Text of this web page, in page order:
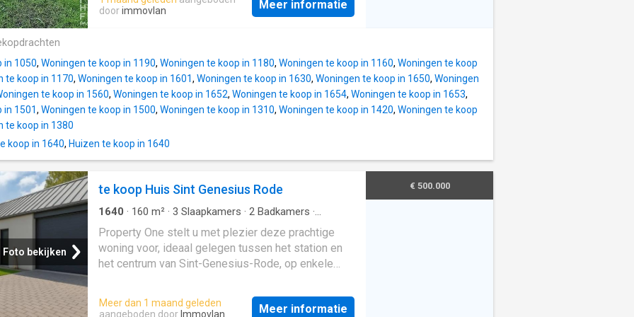
uitgevend op een prachtig Zuid-West georiënteerd
Uitermate geschikt voor grote g
commune à facilités pour les francophones.Nichée
de vie paisible et privilégié.La maison séduit par
ses agréables terrasses, son beau jardin et son
absence totale de vis-à-vis, garantissant intimité et
sérénité.Grâce à sa configuration et à ses beaux
d’aménagement et peut, selon vos projet, être
divisé en deux logements distincts (autorisation
d’investissement patrimonial sûre, de premier ordre
avec forte perspective de valorisation à
indicatif)Ne payez que:• Bouquet: 58.000 € (faire
offr
doorimmovlan Meer informatie
in 1050, Woningen te koop in 1190, Woningen te koop in 1180, Woningen te koop in 1160, Woningen te koop
te koop in 1170, Woningen te koop in 1601, Woningen te koop in 1630, Woningen te koop in 1650, Woningen
te koop in 1560, Woningen te koop in 1652, Woningen te koop in 1654, Woningen te koop in 1653,
in 1501, Woningen te koop in 1500, Woningen te koop in 1310, Woningen te koop in 1420, Woningen te koop
te koop in 1380
koop in 1640, Huizen te koop in 1640
Foto bekijken
te koop Huis Sint Genesius Rode
1640 · 160 m² · 3 Slaapkamers · 2 Badkamers ·
Property One stelt u met plezier deze prachtige
woning voor, ideaal gelegen tussen het station en
het centrum van Sint-Genesius-Rode, op enkele
gerenoveerd in loftstijl met hoogwaardige
materialen, combineert deze woning karakter en
Meer dan 1 maand geleden
aangeboden door Immovlan Meer informatie
€ 500.000